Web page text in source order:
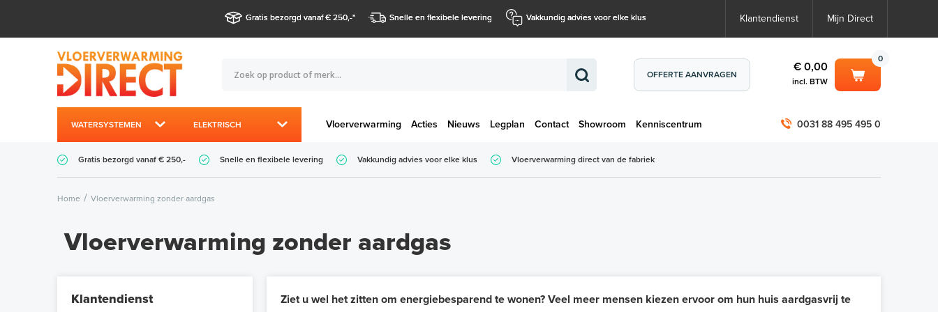
Gratis bezorgd vanaf € 250,-* Snelle en flexibele levering Vakkundig advies voor elke klus Klantendienst Mijn Direct
OFFERTE AANVRAGEN
0
€ 0,00
incl. BTW
WATERSYSTEMEN ELEKTRISCH Vloerverwarming Acties Nieuws Legplan Contact Showroom Kenniscentrum
€ 0,00 0031 88 495 495 0
Gratis bezorgd vanaf € 250,- Snelle en flexibele levering Vakkundig advies voor elke klus Vloerverwarming direct van de fabriek
Home Vloerverwarming zonder aardgas
Vloerverwarming zonder aardgas
Klantendienst
Ziet u wel het zitten om energiebesparend te wonen? Veel meer mensen kiezen ervoor om hun huis aardgasvrij te